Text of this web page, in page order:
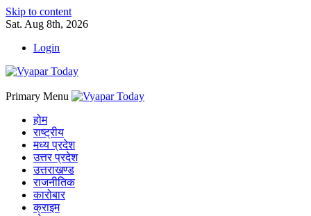
Skip to content
Sat. Aug 8th, 2026
Login
Primary Menu
होम
राष्ट्रीय
मध्य प्रदेश
उत्तर प्रदेश
उत्तराखण्ड
राजनीतिक
कारोबार
क्राइम